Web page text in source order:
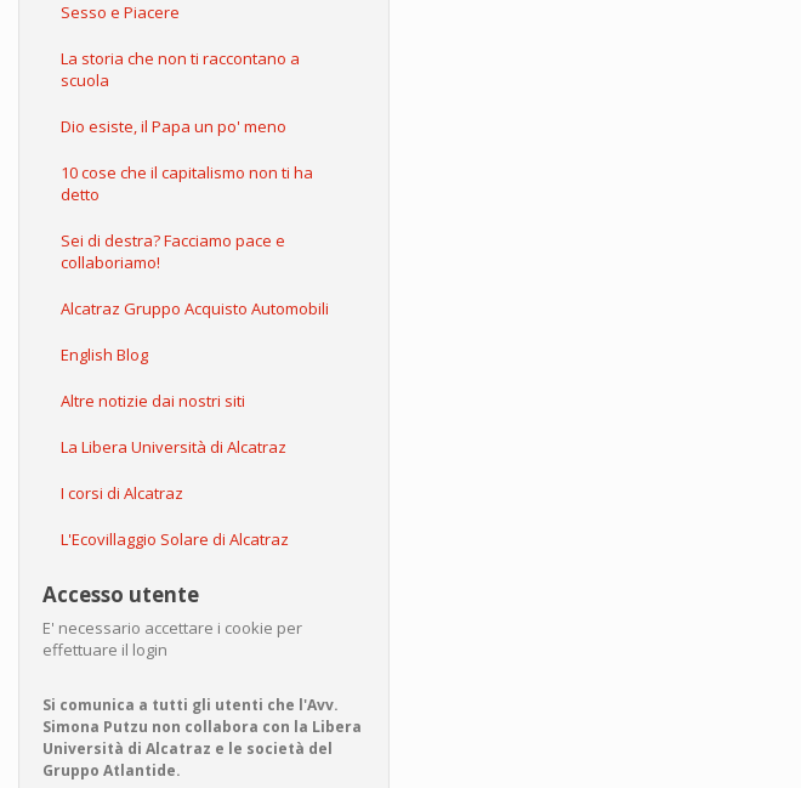
Sesso e Piacere
La storia che non ti raccontano a
scuola
Dio esiste, il Papa un po' meno
10 cose che il capitalismo non ti ha
detto
Sei di destra? Facciamo pace e
collaboriamo!
Alcatraz Gruppo Acquisto Automobili
English Blog
Altre notizie dai nostri siti
La Libera Università di Alcatraz
I corsi di Alcatraz
L'Ecovillaggio Solare di Alcatraz
Accesso utente
E' necessario accettare i cookie per
effettuare il login
Si comunica a tutti gli utenti che l'Avv.
Simona Putzu non collabora con la Libera
Università di Alcatraz e le società del
Gruppo Atlantide.